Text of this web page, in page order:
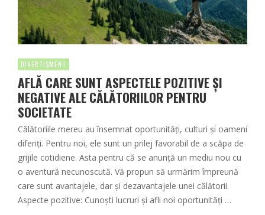
DIVERTISMENT
AFLĂ CARE SUNT ASPECTELE POZITIVE ȘI
NEGATIVE ALE CĂLĂTORIILOR PENTRU
SOCIETATE
Călătoriile mereu au însemnat oportunități, culturi și oameni
diferiți. Pentru noi, ele sunt un prilej favorabil de a scăpa de
grijile cotidiene. Asta pentru că se anunță un mediu nou cu
o aventură necunoscută. Vă propun să urmărim împreună
care sunt avantajele, dar și dezavantajele unei călătorii.
Aspecte pozitive: Cunoști lucruri și afli noi oportunități …